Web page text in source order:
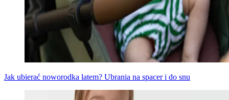
Jak ubierać noworodka latem? Ubrania na spacer i do snu